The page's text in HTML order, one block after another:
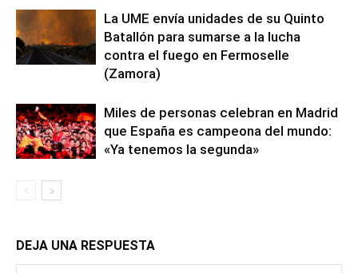
La UME envía unidades de su Quinto
Batallón para sumarse a la lucha
contra el fuego en Fermoselle
(Zamora)
Miles de personas celebran en Madrid
que España es campeona del mundo:
«Ya tenemos la segunda»
DEJA UNA RESPUESTA